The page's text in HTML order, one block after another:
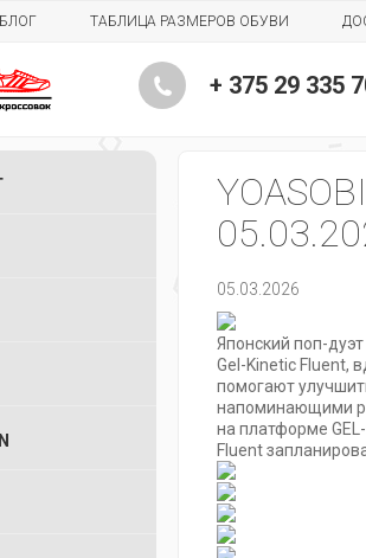
БЛОГ ТАБЛИЦА РАЗМЕРОВ ОБУВИ
+ 375 29 335
05.03.2026
Японский поп-
Gel-Kinetic Fluent,
помогают
напоминающими
на платформе
Fluent